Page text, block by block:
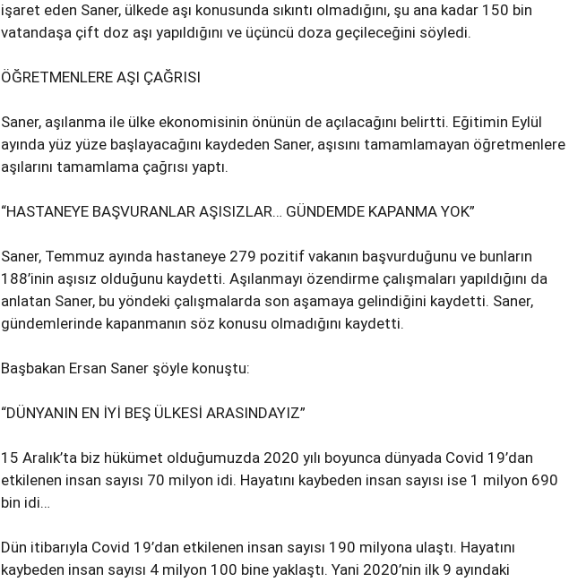
işaret eden Saner, ülkede aşı konusunda sıkıntı olmadığını, şu ana kadar 150 bin
vatandaşa çift doz aşı yapıldığını ve üçüncü doza geçileceğini söyledi.
ÖĞRETMENLERE AŞI ÇAĞRISI
Saner, aşılanma ile ülke ekonomisinin önünün de açılacağını belirtti. Eğitimin Eylül
ayında yüz yüze başlayacağını kaydeden Saner, aşısını tamamlamayan öğretmenlere
aşılarını tamamlama çağrısı yaptı.
“HASTANEYE BAŞVURANLAR AŞISIZLAR… GÜNDEMDE KAPANMA YOK”
Saner, Temmuz ayında hastaneye 279 pozitif vakanın başvurduğunu ve bunların
188’inin aşısız olduğunu kaydetti. Aşılanmayı özendirme çalışmaları yapıldığını da
anlatan Saner, bu yöndeki çalışmalarda son aşamaya gelindiğini kaydetti. Saner,
gündemlerinde kapanmanın söz konusu olmadığını kaydetti.
Başbakan Ersan Saner şöyle konuştu:
“DÜNYANIN EN İYİ BEŞ ÜLKESİ ARASINDAYIZ”
15 Aralık’ta biz hükümet olduğumuzda 2020 yılı boyunca dünyada Covid 19’dan
etkilenen insan sayısı 70 milyon idi. Hayatını kaybeden insan sayısı ise 1 milyon 690
bin idi…
Dün itibarıyla Covid 19’dan etkilenen insan sayısı 190 milyona ulaştı. Hayatını
kaybeden insan sayısı 4 milyon 100 bine yaklaştı. Yani 2020’nin ilk 9 ayındaki